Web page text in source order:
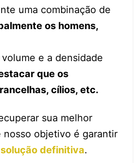
uma combinação de
os homens,
e a densidade
que os
cílios, etc.
sua melhor
nosso objetivo é garantir
definitiva.